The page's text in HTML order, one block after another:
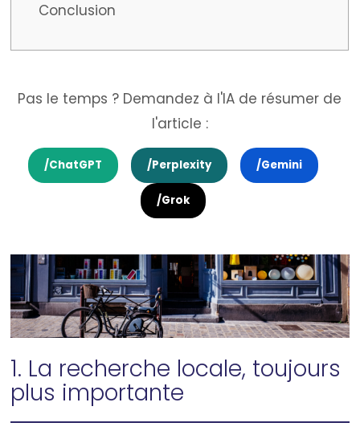
Conclusion
Pas le temps ? Demandez à l'IA de résumer de
l'article :
/ChatGPT /Perplexity /Gemini
/Grok
1. La recherche locale, toujours
plus importante